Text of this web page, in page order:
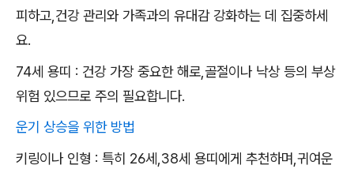
피하고,건강 관리와 가족과의 유대감 강화하는 데 집중하세
요.
74세 용띠 : 건강 가장 중요한 해로,골절이나 낙상 등의 부상
위험 있으므로 주의 필요합니다.
운기 상승을 위한 방법
키링이나 인형 : 특히 26세,38세 용띠에게 추천하며,귀여운